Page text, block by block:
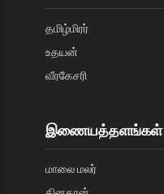
தமிழ்மிரர்
உதயன்
வீரகேசரி
இணையத்தளங்கள்
மாலை மலர்